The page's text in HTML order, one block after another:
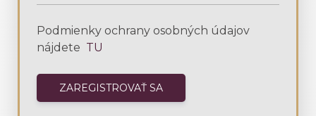
Podmienky ochrany osobných údajov
nájdete TU